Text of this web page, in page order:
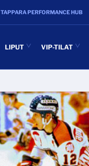
TAPPARA PERFORMANCE HUB
LIPUT VIP-TILAT